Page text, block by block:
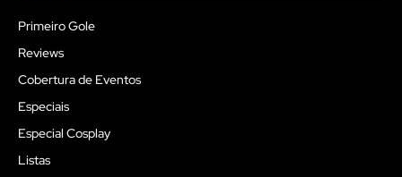
Primeiro Gole
Reviews
Cobertura de Eventos
Especiais
Especial Cosplay
Listas